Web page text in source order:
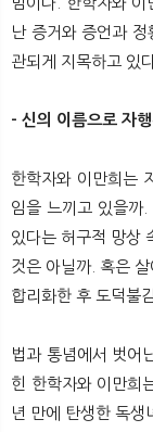
난 증거와 증언과
관되게 지목하고 있
- 신의 이름으로 자
한학자와 이만희는
임을 느끼고 있을까
있다는 허구적 망상
것은 아닐까. 혹은
합리화한 후 도덕불
법과 통념에서 벗어
힌 한학자와 이만희
년 만에 탄생한 독생